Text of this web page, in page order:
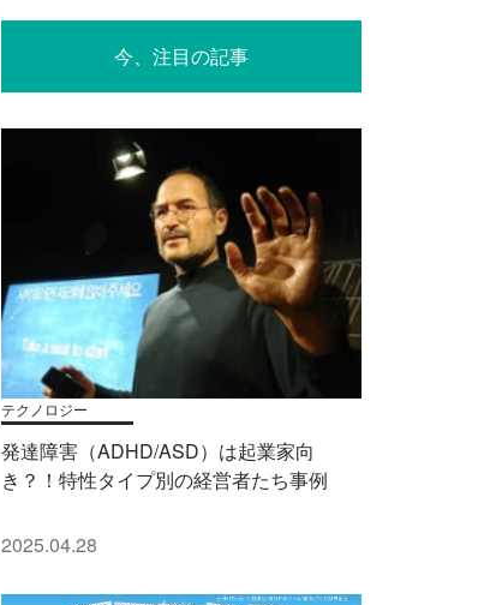
今、注目の記事
テクノロジー
発達障害（ADHD/ASD）は起業家向
き？！特性タイプ別の経営者たち事例
2025.04.28